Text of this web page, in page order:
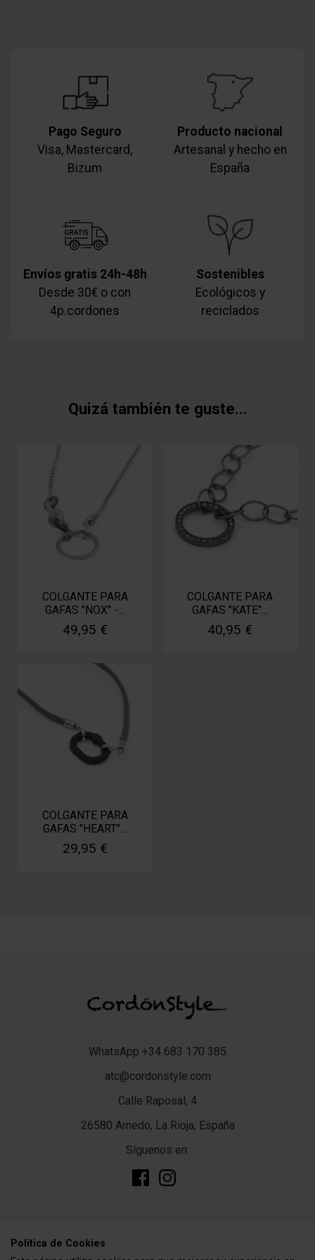
Pago Seguro
Visa, Mastercard,
Bizum
Producto nacional
Artesanal y hecho en
España
Envíos gratis 24h-48h
Desde 30€ o con
4p.cordones
Sostenibles
Ecológicos y
reciclados
Quizá también te guste...
COLGANTE PARA
GAFAS "NOX" -...
49,95 €
COLGANTE PARA
GAFAS "KATE"...
40,95 €
COLGANTE PARA
GAFAS "HEART"...
29,95 €
WhatsApp +34 683 170 385
atc@cordonstyle.com
Calle Raposal, 4
26580 Arnedo, La Rioja, España
Síguenos en:
Polí­tica de Cookies